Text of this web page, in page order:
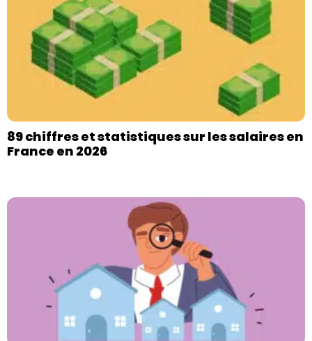
89 chiffres et statistiques sur les salaires en
France en 2026